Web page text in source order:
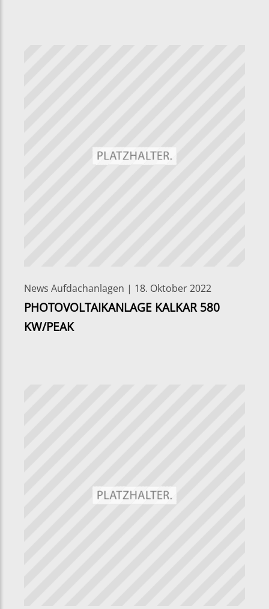
News Aufdachanlagen | 18. Oktober 2022
PHOTOVOLTAIKANLAGE KALKAR 580
KW/PEAK